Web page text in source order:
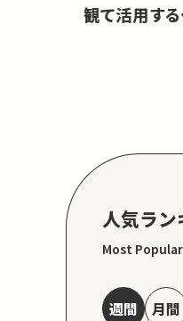
観て活用す
人気ラン
Most
週間 月間